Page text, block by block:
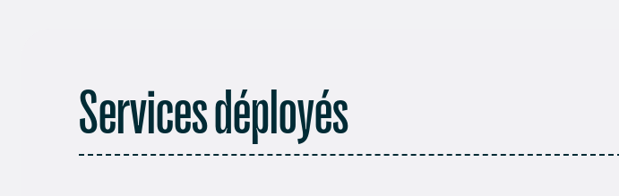
Services déployés